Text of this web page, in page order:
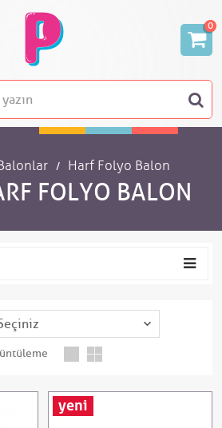
0
Harf Folyo Balon
FOLYO BALON
yeni